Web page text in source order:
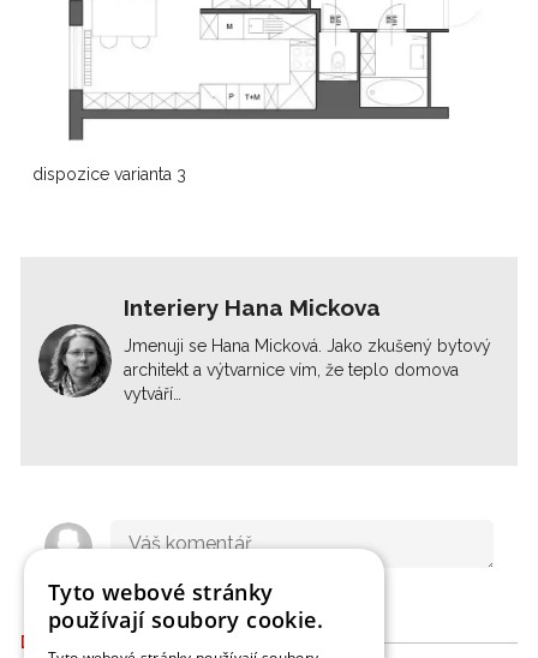
dispozice varianta 3
Interiery Hana Mickova
Jmenuji se Hana Micková. Jako zkušený bytový
architekt a výtvarnice vím, že teplo domova
vytváří…
DALŠÍ ČLÁNKY
Tyto webové stránky
používají soubory cookie.